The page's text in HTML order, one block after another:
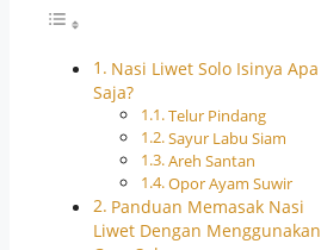
Nasi Liwet Solo Isinya Apa
Saja?
Telur Pindang
Sayur Labu Siam
Areh Santan
Opor Ayam Suwir
Panduan Memasak Nasi
Liwet Dengan Menggunakan